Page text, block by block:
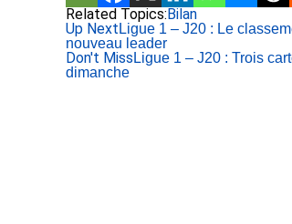
Related Topics:Bilan
Up Next Ligue 1 – J20 : Le
nouveau leader
Don't Miss Ligue 1 – J20 : Trois
dimanche